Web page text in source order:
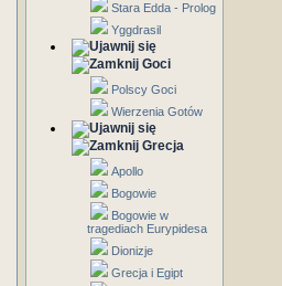
Stara Edda - Prolog
Yggdrasil
Goci
Polscy Goci
Wierzenia Gotów
Grecja
Apollo
Bogowie
Bogowie w
tragediach Eurypidesa
Dionizje
Grecja i Egipt